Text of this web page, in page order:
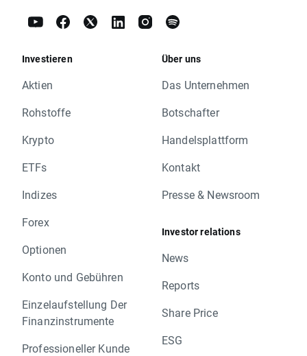
Investieren
Aktien
Rohstoffe
Krypto
ETFs
Indizes
Forex
Optionen
Konto und Gebühren
Einzelaufstellung Der
Finanzinstrumente
Professioneller Kunde
Über uns
Das Unternehmen
Botschafter
Handelsplattform
Kontakt
Presse & Newsroom
Investor relations
News
Reports
Share Price
ESG